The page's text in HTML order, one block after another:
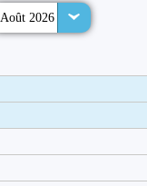
Août 2026